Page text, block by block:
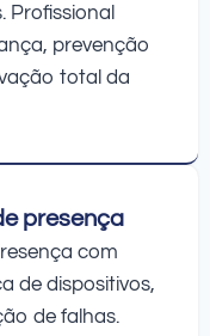
Profissional
prevenção
total da
presença
com
de dispositivos,
de falhas.